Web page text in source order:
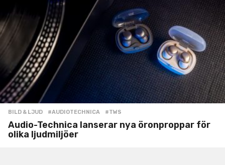
BILD & LJUD #AUDIOTECHNICA ,#TWS
Audio-Technica lanserar nya öronproppar för
olika ljudmiljöer